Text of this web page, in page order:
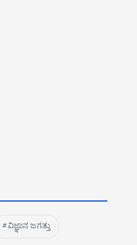
ವಿಜ್ಞಾನ ಜಗತ್ತು